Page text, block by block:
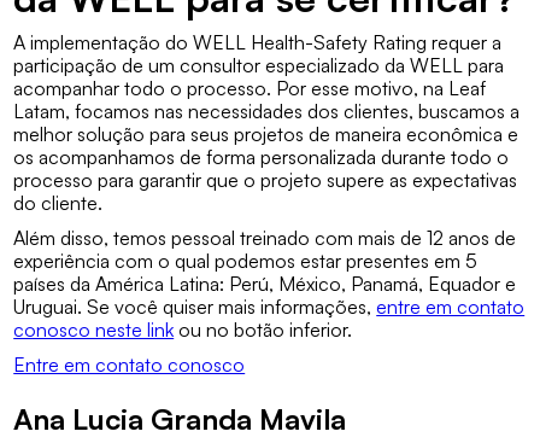
A implementação do WELL Health-Safety Rating requer a
participação de um consultor especializado da WELL para
acompanhar todo o processo. Por esse motivo, na Leaf
Latam, focamos nas necessidades dos clientes, buscamos a
melhor solução para seus projetos de maneira econômica e
os acompanhamos de forma personalizada durante todo o
processo para garantir que o projeto supere as expectativas
do cliente.
Além disso, temos pessoal treinado com mais de 12 anos de
experiência com o qual podemos estar presentes em 5
países da América Latina: Perú, México, Panamá, Equador e
Uruguai. Se você quiser mais informações,entre em contato
conosco neste link ou no botão inferior.
Entre em contato conosco
Ana Lucia Granda Mavila